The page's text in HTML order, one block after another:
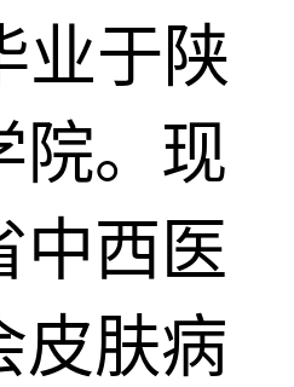
业于陕
院。现
中西医
皮肤病